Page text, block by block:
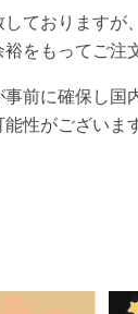
ておりますが
をもってご注
前に確保し国
性がございま